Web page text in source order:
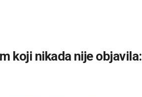
koji nikada nije objavila: